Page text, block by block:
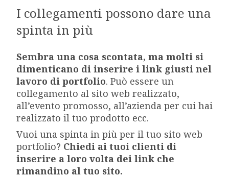
I collegamenti possono dare una
spinta in più
Sembra una cosa scontata, ma molti si
dimenticano di inserire i link giusti nel
lavoro di portfolio. Può essere un
collegamento al sito web realizzato,
all’evento promosso, all’azienda per cui hai
realizzato il tuo prodotto ecc.
Vuoi una spinta in più per il tuo sito web
portfolio? Chiedi ai tuoi clienti di
inserire a loro volta dei link che
rimandino al tuo sito.